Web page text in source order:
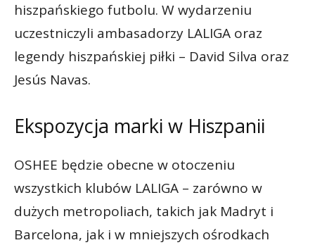
hiszpańskiego futbolu. W wydarzeniu
uczestniczyli ambasadorzy LALIGA oraz
legendy hiszpańskiej piłki – David Silva oraz
Jesús Navas.
Ekspozycja marki w Hiszpanii
OSHEE będzie obecne w otoczeniu
wszystkich klubów LALIGA – zarówno w
dużych metropoliach, takich jak Madryt i
Barcelona, jak i w mniejszych ośrodkach